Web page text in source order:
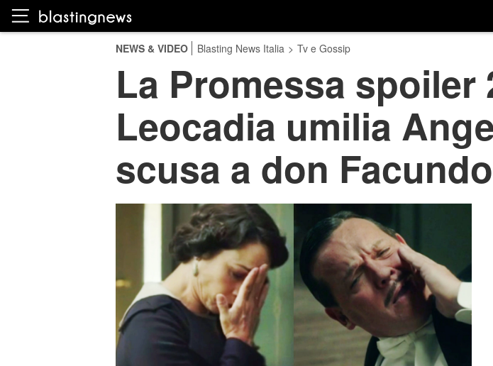
NEWS & VIDEO Blasting News Italia > Tv e Gossip
La Promessa spoiler
Leocadia umilia
scusa a don